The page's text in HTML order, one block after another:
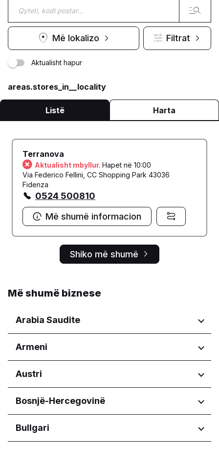
Më lokalizo Filtrat
Aktualisht hapur
areas.stores_in__locality
Listë Harta
Terranova
Aktualisht mbyllur. Hapet në 10:00
Via Federico Fellini, CC Shopping Park 43036
Fidenza
0524 500810
Më shumë informacion
Shiko më shumë
Më shumë biznese
Arabia Saudite
Rajonet
Al Madinah Province
Al Qassim Province
Riyadh Province
Eastern Province
Aseer Province
Armeni
Rajonet
Austri
Rajonet
Bosnjë-Hercegovinë
Rajonet
Bullgari